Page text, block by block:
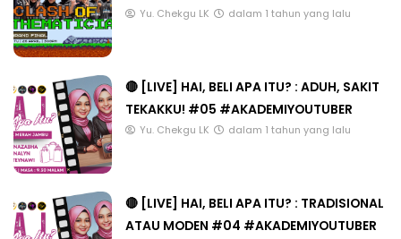
Yu. Chekgu LK dalam 1 tahun yang lalu
🔴 [LIVE] HAI, BELI APA ITU? : ADUH, SAKIT
TEKAKKU! #05 #AKADEMIYOUTUBER
Yu. Chekgu LK dalam 1 tahun yang lalu
🔴 [LIVE] HAI, BELI APA ITU? : TRADISIONAL
ATAU MODEN #04 #AKADEMIYOUTUBER